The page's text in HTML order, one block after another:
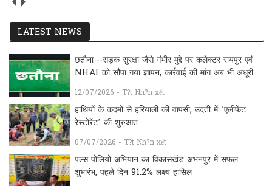
LATEST NEWS
छतौना --सड़क सुरक्षा जैसे गंभीर मुद्दे पर कलेक्टर रायपुर एवं
NHAI को सौंपा गया ज्ञापन, कार्रवाई की मांग अब भी अधूरी
12/07/2026 - T?t Nh?n xét
हाथियों के कदमों से हरियाली की वापसी, उदंती में ‘एलीफेंट
रेस्टोरेंट’ की शुरुआत
07/07/2026 - T?t Nh?n xét
पल्स पोलियो अभियान का विकासखंड अभनपुर में सफल
शुभारंभ, पहले दिन 91.2% लक्ष्य हासिल